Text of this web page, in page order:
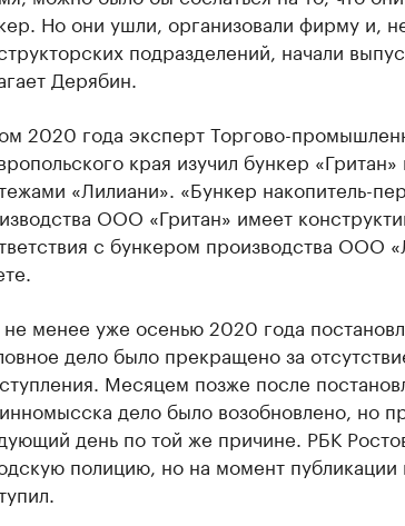
Но они ушли, организовали фирму и,
подразделений, начали
Дерябин.
2020 года эксперт Торгово-
края изучил бункер
«Лилиани». «Бункер накопитель-
ООО «Гритан» имеет
с бункером производства ООО
менее уже осенью 2020 года
дело было прекращено за
Месяцем позже после
дело было возобновлено, но
день по той же причине. РБК
полицию, но на момент публикации